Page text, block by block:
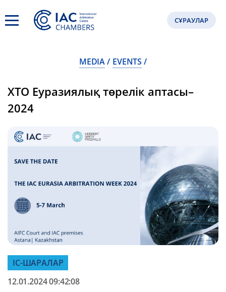
СҰРАУЛАР
MEDIA EVENTS
ХТО Еуразиялық төрелік аптасы–
2024
ІС-ШАРАЛАР
12.01.2024 09:42:08